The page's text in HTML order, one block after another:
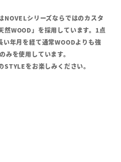
シリーズならではのカスタ
然WOOD」を採用しています。1点
年月を経て通常WOODよりも強
みを使用しています。
をお楽しみください。